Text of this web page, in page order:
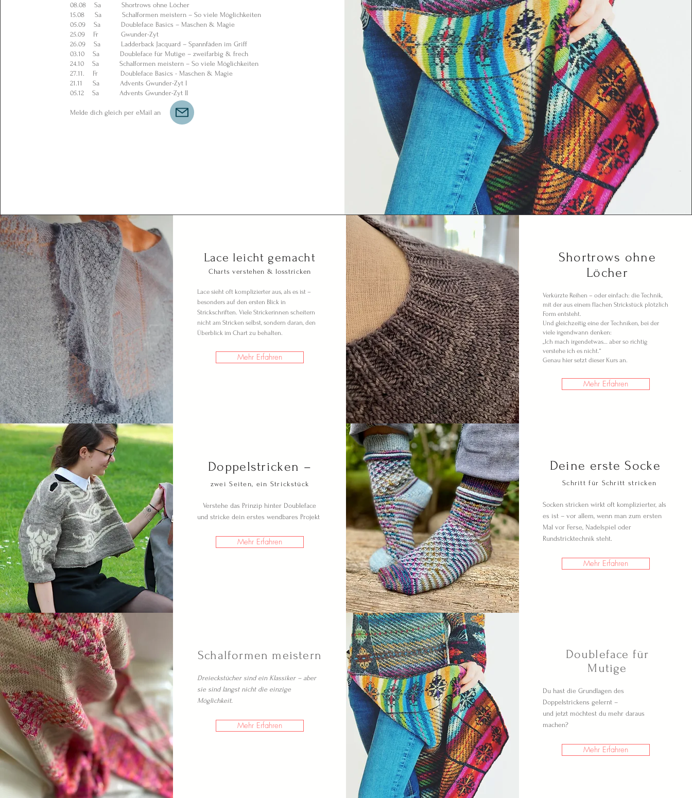
08.08 Sa Shortrows ohne Löcher
15.08 Sa Schalformen meistern – So viele Möglichkeiten
05.09 Sa Doubleface Basics – Maschen & Magie
25.09 Fr Gwunder-Zyt
26.09 Sa Ladderback Jacquard – Spannfäden im Griff
03.10 Sa Doubleface für Mutige – zweifarbig & frech
24.10 Sa Schalformen meistern – So viele Möglichkeiten
27.11. Fr Doubleface Basics - Maschen & Magie
21.11 Sa Advents Gwunder-Zyt I
05.12 Sa Advents Gwunder-Zyt II
Melde dich gleich per eMail an
Lace leicht gemacht
Charts verstehen & losstricken
Lace sieht oft komplizierter aus, als es ist –
besonders auf den ersten Blick in
Strickschriften. Viele Strickerinnen scheitern
nicht am Stricken selbst, sondern daran, den
Überblick im Chart zu behalten.
Mehr Erfahren
Shortrows ohne
Löcher
Verkürzte Reihen – oder einfach: die Technik,
mit der aus einem flachen Strickstück plötzlich
Form entsteht.
Und gleichzeitig eine der Techniken, bei der
viele irgendwann denken:
„Ich mach irgendetwas… aber so richtig
verstehe ich es nicht.“
Genau hier setzt dieser Kurs an.
Mehr Erfahren
Doppelstricken –
zwei Seiten, ein Strickstück
Verstehe das Prinzip hinter Doubleface
und stricke dein erstes wendbares Projekt
Mehr Erfahren
Deine erste Socke
Schritt für Schritt stricken
Socken stricken wirkt oft komplizierter, als
es ist – vor allem, wenn man zum ersten
Mal vor Ferse, Nadelspiel oder
Rundstricktechnik steht.
Mehr Erfahren
Schalformen meistern
Dreieckstücher sind ein Klassiker – aber
sie sind längst nicht die einzige
Möglichkeit.
Mehr Erfahren
Doubleface für
Mutige
Du hast die Grundlagen des
Doppelstrickens gelernt –
und jetzt möchtest du mehr daraus
machen?
Mehr Erfahren